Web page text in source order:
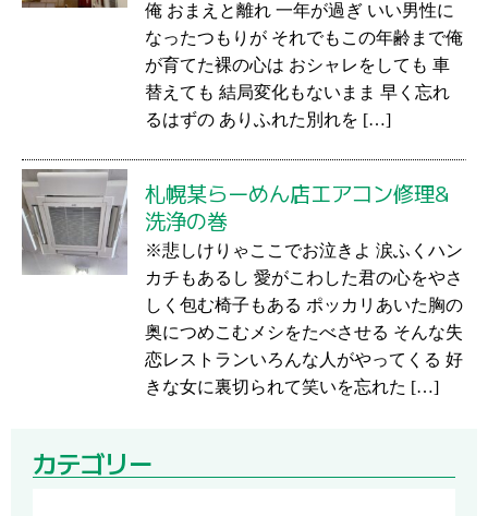
俺 おまえと離れ 一年が過ぎ いい男性に
なったつもりが それでもこの年齢まで俺
が育てた裸の心は おシャレをしても 車
替えても 結局変化もないまま 早く忘れ
るはずの ありふれた別れを […]
札幌某らーめん店エアコン修理&
洗浄の巻
※悲しけりゃここでお泣きよ 涙ふくハン
カチもあるし 愛がこわした君の心をやさ
しく包む椅子もある ポッカリあいた胸の
奥につめこむメシをたべさせる そんな失
恋レストランいろんな人がやってくる 好
きな女に裏切られて笑いを忘れた […]
カテゴリー